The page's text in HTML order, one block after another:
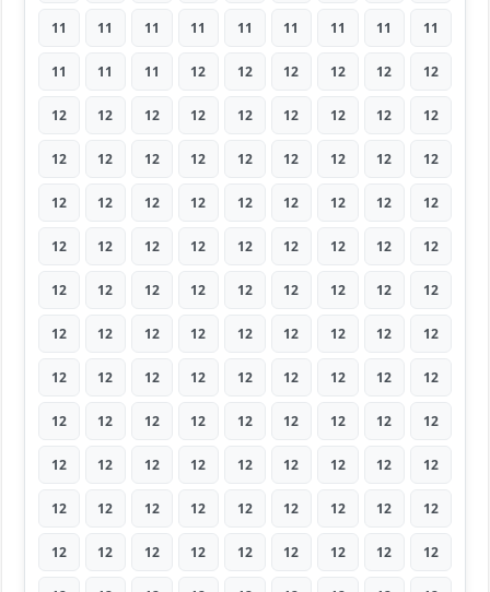
11 11 11 11 11 11 11 11 11
11 11 11 12 12 12 12 12 12
12 12 12 12 12 12 12 12 12
12 12 12 12 12 12 12 12 12
12 12 12 12 12 12 12 12 12
12 12 12 12 12 12 12 12 12
12 12 12 12 12 12 12 12 12
12 12 12 12 12 12 12 12 12
12 12 12 12 12 12 12 12 12
12 12 12 12 12 12 12 12 12
12 12 12 12 12 12 12 12 12
12 12 12 12 12 12 12 12 12
12 12 12 12 12 12 12 12 12